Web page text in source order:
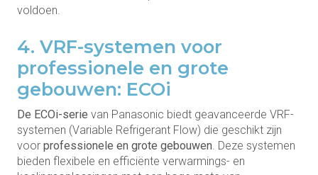
voldoen.
4. VRF-systemen voor
professionele en grote
gebouwen: ECOi
De ECOi-serie van Panasonic biedt geavanceerde VRF-
systemen (Variable Refrigerant Flow) die geschikt zijn
voor professionele en grote gebouwen. Deze systemen
bieden flexibele en efficiënte verwarmings- en